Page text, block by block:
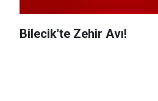
Bilecik'te Zehir Avı!